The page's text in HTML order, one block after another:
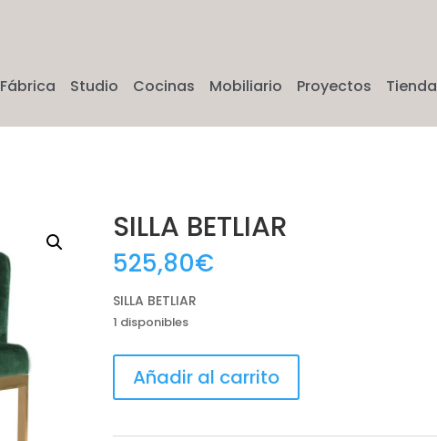
Fábrica Studio Cocinas Mobiliario Proyectos Tienda
SILLA BETLIAR
525,80€
SILLA BETLIAR
1 disponibles
BETLIAR
cantidad
Añadir al carrito